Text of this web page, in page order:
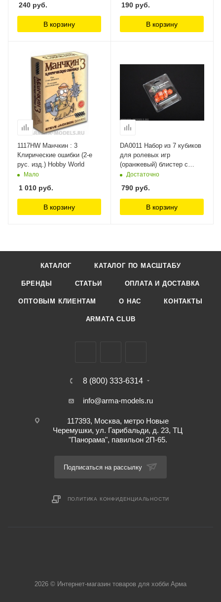
240 руб.
В корзину
190 руб.
В корзину
1117HW Манчкин : 3
Клирические ошибки (2-е
рус. изд.) Hobby World
Мало
1 010 руб.
В корзину
DA0011 Набор из 7 кубиков
для ролевых игр
(оранжевый) блистер с
мешочком Звезда
Достаточно
790 руб.
В корзину
КАТАЛОГ КАТАЛОГ ПО МАСШТАБУ
БРЕНДЫ СТАТЬИ ОПЛАТА И ДОСТАВКА
ОПТОВЫМ КЛИЕНТАМ О НАС КОНТАКТЫ
ARMATA CLUB
8 (800) 333-6314
info@arma-models.ru
117393, Москва, метро Новые
Черемушки, ул. Гарибальди, д. 23, ТЦ
"Панорама", павильон 2П-65.
Подписаться на рассылку
ПОЛИТИКА КОНФИДЕНЦИАЛЬНОСТИ
2026 © Интернет-магазин товаров для хобби Арма